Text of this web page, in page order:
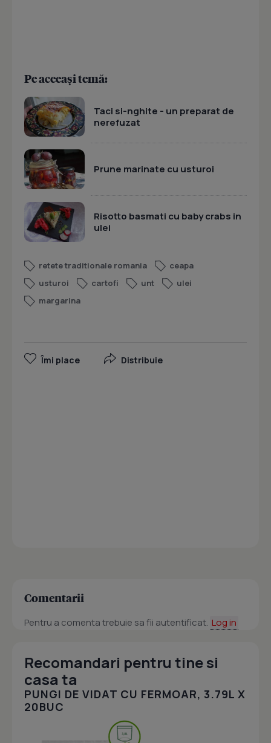
Pe aceeași temă:
Taci si-nghite - un preparat de
nerefuzat
Prune marinate cu usturoi
Risotto basmati cu baby crabs in
ulei
retete traditionale romania
ceapa
usturoi
cartofi unt
ulei
margarina
Îmi place Distribuie
Comentarii
Pentru a comenta trebuie sa fii autentificat. Log in
Recomandari pentru tine si
casa ta
PUNGI DE VIDAT CU FERMOAR, 3.79L X
20BUC